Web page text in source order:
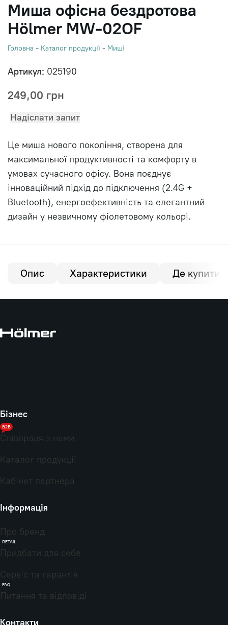
Миша офісна бездротова
Hölmer MW-02OF
Головна - Каталог продукції - Миші
Артикул: 025190
249,00 грн
Надіслати запит
Це миша нового покоління, створена для
максимальної продуктивності та комфорту в
умовах сучасного офісу. Вона поєднує
інноваційний підхід до підключення (2.4G +
Bluetooth), енергоефективність та елегантний
дизайн у незвичному фіолетовому кольорі.
Опис Характеристики Де купити?
Бізнес
Співпраця з нами
B2B
Каталог продукції
Кабінет партнера
Інформація
Про бренд
Придбати для себе
RETAIL
Сервіс та гарантія
Питання та відповіді
FAQ
Контакти